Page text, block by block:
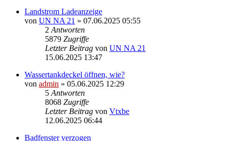
Landstrom Ladeanzeige
von UN NA 21 » 07.06.2025 05:55
2 Antworten
5879 Zugriffe
Letzter Beitrag von UN NA 21
15.06.2025 13:47
Wassertankdeckel öffnen, wie?
von admin » 05.06.2025 12:29
5 Antworten
8068 Zugriffe
Letzter Beitrag von Vtxbe
12.06.2025 06:44
Badfenster verzogen